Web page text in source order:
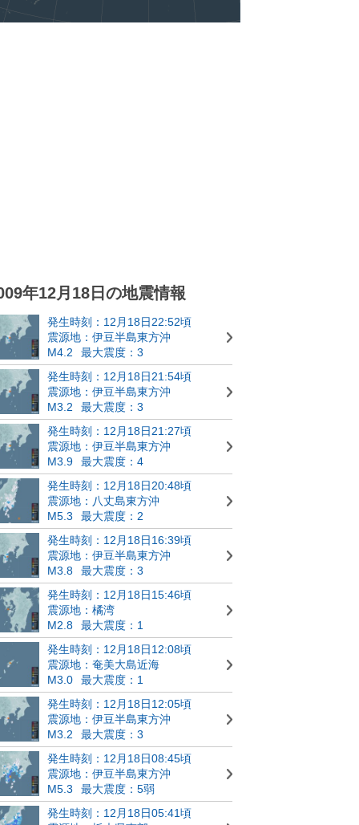
年12月18日の地震情報
発生時刻：12月18日22:52頃
震源地：伊豆半島東方沖
M4.2
最大震度：3
発生時刻：12月18日21:54頃
震源地：伊豆半島東方沖
M3.2
最大震度：3
発生時刻：12月18日21:27頃
震源地：伊豆半島東方沖
M3.9
最大震度：4
発生時刻：12月18日20:48頃
震源地：八丈島東方沖
M5.3
最大震度：2
発生時刻：12月18日16:39頃
震源地：伊豆半島東方沖
M3.8
最大震度：3
発生時刻：12月18日15:46頃
震源地：橘湾
M2.8
最大震度：1
発生時刻：12月18日12:08頃
震源地：奄美大島近海
M3.0
最大震度：1
発生時刻：12月18日12:05頃
震源地：伊豆半島東方沖
M3.2
最大震度：3
発生時刻：12月18日08:45頃
震源地：伊豆半島東方沖
M5.3
最大震度：5弱
発生時刻：12月18日05:41頃